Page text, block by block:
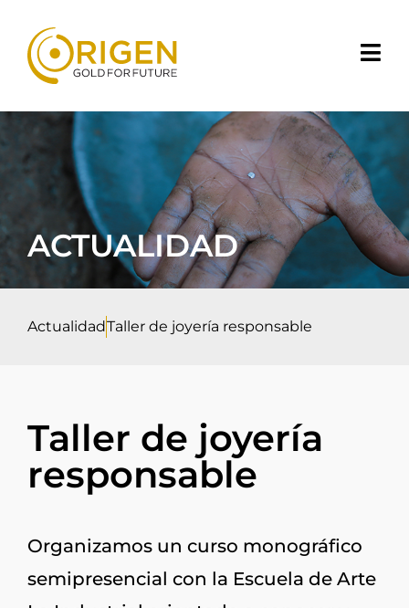
ACTUALIDAD
ActualidadTaller de joyería responsable
Taller de joyería
responsable
Organizamos un curso monográfico
semipresencial con la Escuela de Arte